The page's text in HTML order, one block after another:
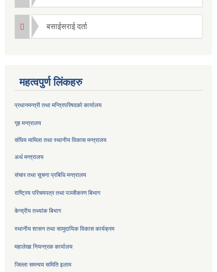
बसाईसराई दर्ता
महत्वपुर्ण लिंकहरु
प्रधानमन्त्री तथा मन्त्रिपरिषदको कार्यालय
गृह मन्त्रालय
संघिय मामिला तथा स्थानीय विकास मन्त्रालय
अर्थ मन्त्रालय
संचार तथा सूचना प्रबिधि मन्त्रालय
राष्ट्रिय परिचयपत्र तथा पञ्जीकरण बिभाग
केन्द्रीय तथ्यांक बिभाग
स्थानीय शासन तथा सामुदायिक विकास कार्यक्रम
महालेखा नियन्त्रक कार्यालय
जिल्ला समन्वय समिति इलाम